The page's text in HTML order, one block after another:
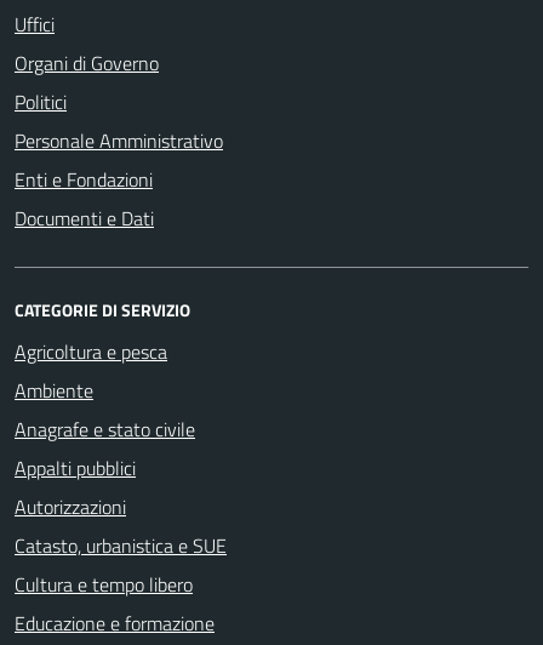
Uffici
Organi di Governo
Politici
Personale Amministrativo
Enti e Fondazioni
Documenti e Dati
CATEGORIE DI SERVIZIO
Agricoltura e pesca
Ambiente
Anagrafe e stato civile
Appalti pubblici
Autorizzazioni
Catasto, urbanistica e SUE
Cultura e tempo libero
Educazione e formazione